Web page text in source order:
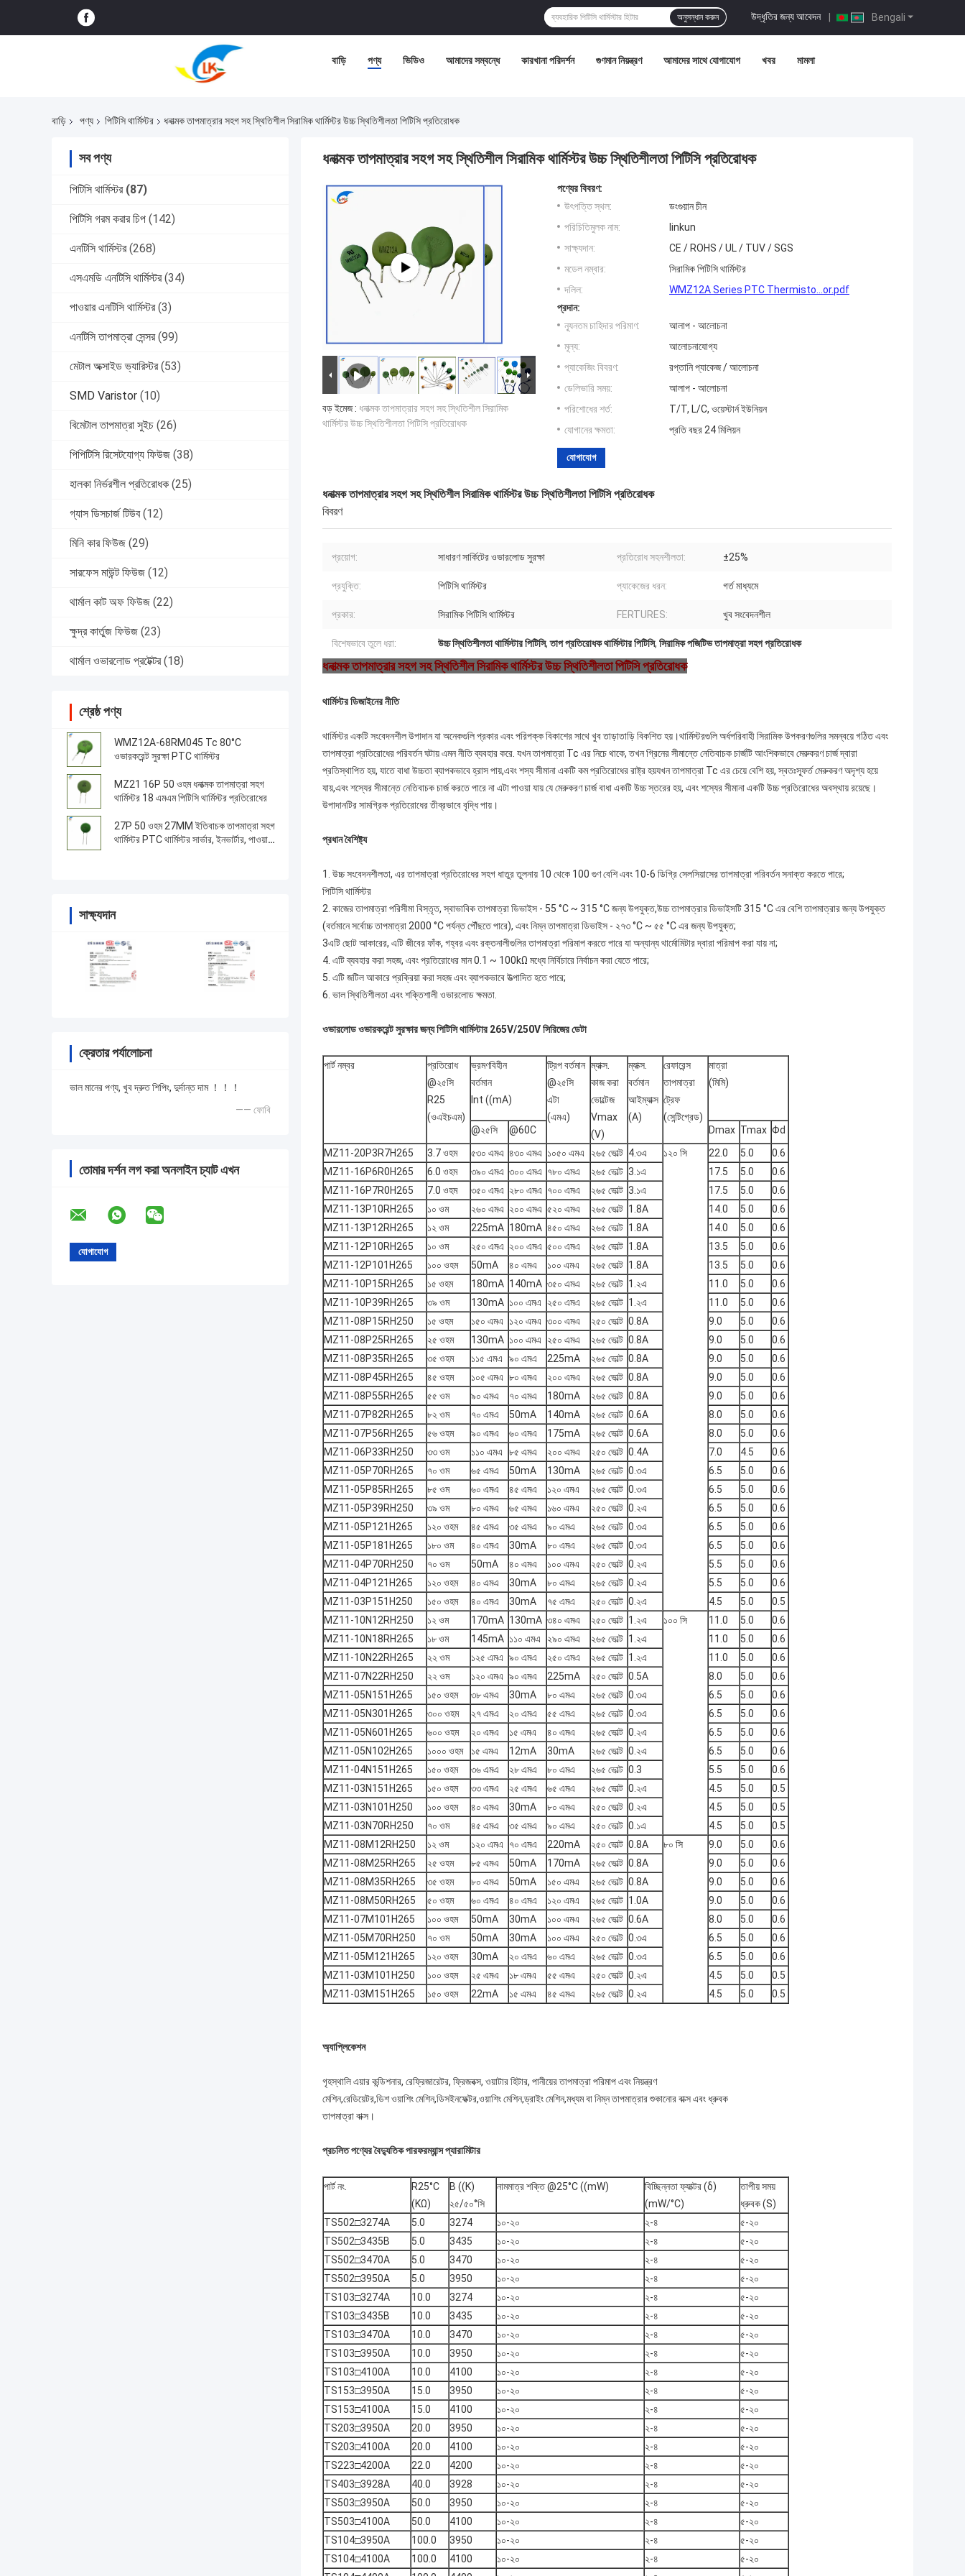
Bengali
উদ্ধৃতির জন্য আবেদন |
অনুসন্ধান করুন
বাড়ি পণ্য ভিডিও আমাদের সম্বন্ধে কারখানা পরিদর্শন গুণমান নিয়ন্ত্রণ আমাদের সাথে যোগাযোগ খবর মামলা
বাড়ি পণ্য পিটিসি থার্মিস্টর ধনাত্মক তাপমাত্রার সহগ সহ স্থিতিশীল সিরামিক থার্মিস্টর উচ্চ স্থিতিশীলতা পিটিসি প্রতিরোধক
সব পণ্য
পিটিসি থার্মিস্টর (87)
পিটিসি গরম করার চিপ (142)
এনটিসি থার্মিস্টর (268)
এসএমডি এনটিসি থার্মিস্টর (34)
পাওয়ার এনটিসি থার্মিস্টর (3)
এনটিসি তাপমাত্রা সেন্সর (99)
মেটাল অক্সাইড ভ্যারিস্টর (53)
SMD Varistor (10)
বিমেটাল তাপমাত্রা সুইচ (26)
পিপিটিসি রিসেটযোগ্য ফিউজ (38)
হালকা নির্ভরশীল প্রতিরোধক (25)
গ্যাস ডিসচার্জ টিউব (12)
মিনি কার ফিউজ (29)
সারফেস মাউন্ট ফিউজ (12)
থার্মাল কাট অফ ফিউজ (22)
ক্ষুদ্র কার্তুজ ফিউজ (23)
থার্মাল ওভারলোড প্রটেক্টর (18)
শ্রেষ্ঠ পণ্য
WMZ12A-68RM045 Tc 80°C
ওভারকরেন্ট সুরক্ষা PTC থার্মিস্টর
MZ21 16P 50 ওহম ধনাত্মক তাপমাত্রা সহগ
থার্মিস্টর 18 এমএম পিটিসি থার্মিস্টর প্রতিরোধের
27P 50 ওহম 27MM ইতিবাচক তাপমাত্রা সহগ
থার্মিস্টর PTC থার্মিস্টর সার্ভার, ইনভার্টার, পাওয়ার
সাক্ষ্যদান
ক্রেতার পর্যালোচনা
ভাল মানের পণ্য, খুব দ্রুত শিপিং, দুর্দান্ত দাম ！！！
—— ফোবি
তোমার দর্শন লগ করা অনলাইন চ্যাট এখন
ধনাত্মক তাপমাত্রার সহগ সহ স্থিতিশীল সিরামিক থার্মিস্টর উচ্চ স্থিতিশীলতা পিটিসি প্রতিরোধক
বড় ইমেজ : ধনাত্মক তাপমাত্রার সহগ সহ স্থিতিশীল সিরামিক
থার্মিস্টর উচ্চ স্থিতিশীলতা পিটিসি প্রতিরোধক
পণ্যের বিবরণ:
উৎপত্তি স্থল:
ডংগুয়ান চীন
পরিচিতিমুলক নাম:
linkun
সাক্ষ্যদান:
CE / ROHS / UL / TUV / SGS
মডেল নম্বার:
সিরামিক পিটিসি থার্মিস্টর
দলিল:
WMZ12A Series PTC Thermisto...or.pdf
প্রদান:
ন্যূনতম চাহিদার পরিমাণ:
আলাপ - আলোচনা
মূল্য:
আলোচনাযোগ্য
প্যাকেজিং বিবরণ:
রপ্তানি প্যাকেজ / আলোচনা
ডেলিভারি সময়:
আলাপ - আলোচনা
পরিশোধের শর্ত:
T/T, L/C, ওয়েস্টার্ন ইউনিয়ন
যোগানের ক্ষমতা:
প্রতি বছর 24 মিলিয়ন
যোগাযোগ
ধনাত্মক তাপমাত্রার সহগ সহ স্থিতিশীল সিরামিক থার্মিস্টর উচ্চ স্থিতিশীলতা পিটিসি প্রতিরোধক
বিবরণ
প্রয়োগ: সাধারণ সার্কিটের ওভারলোড সুরক্ষা প্রতিরোধ সহনশীলতা: ±25%
প্রযুক্তি: পিটিসি থার্মিস্টর প্যাকেজের ধরন: গর্ত মাধ্যমে
প্রকার: সিরামিক পিটিসি থার্মিস্টর FERTURES: খুব সংবেদনশীল
বিশেষভাবে তুলে ধরা: উচ্চ স্থিতিশীলতা থার্মিস্টার পিটিসি,তাপ প্রতিরোধক থার্মিস্টার পিটিসি, সিরামিক পজিটিভ তাপমাত্রা সহগ প্রতিরোধক
ধনাত্মক তাপমাত্রার সহগ সহ স্থিতিশীল সিরামিক থার্মিস্টর উচ্চ স্থিতিশীলতা পিটিসি প্রতিরোধক
থার্মিস্টর ডিজাইনের নীতি
থার্মিস্টর একটি সংবেদনশীল উপাদান যা অনেকগুলি প্রকার এবং পরিপক্ক বিকাশের সাথে খুব তাড়াতাড়ি বিকশিত হয়।থার্মিস্টরগুলি অর্ধপরিবাহী সিরামিক উপকরণগুলির সমন্বয়ে গঠিত এবং
তাপমাত্রা প্রতিরোধের পরিবর্তন ঘটায় এমন নীতি ব্যবহার করে. যখন তাপমাত্রা Tc এর নিচে থাকে, তখন গ্রিনের সীমান্তে নেতিবাচক চার্জটি আংশিকভাবে মেরুকরণ চার্জ দ্বারা
প্রতিস্থাপিত হয়, যাতে বাধা উচ্চতা ব্যাপকভাবে হ্রাস পায়,এবং শস্য সীমানা একটি কম প্রতিরোধের রাষ্ট্র হয়যখন তাপমাত্রা Tc এর চেয়ে বেশি হয়, স্বতঃস্ফূর্ত মেরুকরণ অদৃশ্য হয়ে
যায়,এবং শস্যের সীমান্তে নেতিবাচক চার্জ করতে পারে না এটা পাওয়া যায় যে মেরুকরণ চার্জ বাধা একটি উচ্চ স্তরের হয়, এবং শস্যের সীমানা একটি উচ্চ প্রতিরোধের অবস্থায় রয়েছে।
উপাদানটির সামগ্রিক প্রতিরোধের তীব্রভাবে বৃদ্ধি পায়।
প্রধান বৈশিষ্ট্য
1. উচ্চ সংবেদনশীলতা, এর তাপমাত্রা প্রতিরোধের সহগ ধাতুর তুলনায় 10 থেকে 100 গুণ বেশি এবং 10-6 ডিগ্রি সেলসিয়াসের তাপমাত্রা পরিবর্তন সনাক্ত করতে পারে;
পিটিসি থার্মিস্টর
2. কাজের তাপমাত্রা পরিসীমা বিস্তৃত, স্বাভাবিক তাপমাত্রা ডিভাইস - 55 °C ~ 315 °C জন্য উপযুক্ত,উচ্চ তাপমাত্রার ডিভাইসটি 315 °C এর বেশি তাপমাত্রার জন্য উপযুক্ত
(বর্তমানে সর্বোচ্চ তাপমাত্রা 2000 °C পর্যন্ত পৌঁছতে পারে), এবং নিম্ন তাপমাত্রা ডিভাইস - ২৭৩ °C ~ ৫৫ °C এর জন্য উপযুক্ত;
3এটি ছোট আকারের, এটি জীবের ফাঁক, গহ্বর এবং রক্তনালীগুলির তাপমাত্রা পরিমাপ করতে পারে যা অন্যান্য থার্মোমিটার দ্বারা পরিমাপ করা যায় না;
4. এটি ব্যবহার করা সহজ, এবং প্রতিরোধের মান 0.1 ~ 100kΩ মধ্যে নির্বিচারে নির্বাচন করা যেতে পারে;
5. এটি জটিল আকারে প্রক্রিয়া করা সহজ এবং ব্যাপকভাবে উত্পাদিত হতে পারে;
6. ভাল স্থিতিশীলতা এবং শক্তিশালী ওভারলোড ক্ষমতা.
ওভারলোড ওভারকরেন্ট সুরক্ষার জন্য পিটিসি থার্মিস্টার 265V/250V সিরিজের ডেটা
পার্ট নম্বর
প্রতিরোধ
@২৫সি
R25
(ওএইচএম)
ভ্রমণবিহীন
বর্তমান
Int ((mA)
ট্রিপ বর্তমান
@২৫সি
এটা
(এমএ)
ম্যাক্স.
কাজ করা
ভোল্টেজ
Vmax
(V)
ম্যাক্স.
বর্তমান
আইম্যাক্স
(A)
রেফারেন্স
তাপমাত্রা
ট্রেফ
(সেন্টিগ্রেড)
মাত্রা
(মিমি)
@২৫সি @60C Dmax Tmax Φd
MZ11-20P3R7H265
3.7 ওহম ৫৩০ এমএ ৪৩০ এমএ ১০৫০ এমএ ২৬৫ ভোল্ট 4.৩এ ১২০ সি 22.0 5.0
0.6
MZ11-16P6R0H265
6.0 ওহম ৩৯০ এমএ ৩০০ এমএ ৭৮০ এমএ ২৬৫ ভোল্ট 3.১এ 17.5 5.0
0.6
MZ11-16P7R0H265
7.0 ওহম ৩৫০ এমএ ২৮০ এমএ ৭০০ এমএ ২৬৫ ভোল্ট 3.১এ 17.5 5.0
0.6
MZ11-13P10RH265
১০ ওম ২৬০ এমএ ২০০ এমএ ৫২০ এমএ ২৬৫ ভোল্ট 1.8A 14.0 5.0
0.6
MZ11-13P12RH265
১২ ওম 225mA 180mA ৪৫০ এমএ ২৬৫ ভোল্ট 1.8A 14.0 5.0
0.6
MZ11-12P10RH265
১০ ওম ২৫০ এমএ ২০০ এমএ ৫০০ এমএ ২৬৫ ভোল্ট 1.8A 13.5 5.0
0.6
MZ11-12P101H265
১০০ ওহম 50mA ৪০ এমএ ১০০ এমএ ২৬৫ ভোল্ট 1.8A 13.5 5.0
0.6
MZ11-10P15RH265
১৫ ওহম 180mA 140mA ৩৫০ এমএ ২৬৫ ভোল্ট 1.২এ 11.0 5.0
0.6
MZ11-10P39RH265
৩৯ ওম 130mA ১০০ এমএ ২৫০ এমএ ২৬৫ ভোল্ট 1.২এ 11.0 5.0
0.6
MZ11-08P15RH250
১৫ ওহম ১৫০ এমএ ১২০ এমএ ৩০০ এমএ ২৫০ ভোল্ট 0.8A 9.0 5.0
0.6
MZ11-08P25RH265
২৫ ওহম 130mA ১০০ এমএ ২৫০ এমএ ২৬৫ ভোল্ট 0.8A 9.0 5.0
0.6
MZ11-08P35RH265
৩৫ ওহম ১১৫ এমএ ৯০ এমএ 225mA ২৬৫ ভোল্ট 0.8A 9.0 5.0
0.6
MZ11-08P45RH265
৪৫ ওহম ১০৫ এমএ ৮০ এমএ ২০০ এমএ ২৬৫ ভোল্ট 0.8A 9.0 5.0
0.6
MZ11-08P55RH265
৫৫ ওম ৯০ এমএ ৭০ এমএ 180mA ২৬৫ ভোল্ট 0.8A 9.0 5.0
0.6
MZ11-07P82RH265
৮২ ওম ৭০ এমএ 50mA 140mA ২৬৫ ভোল্ট 0.6A 8.0 5.0
0.6
MZ11-07P56RH265
৫৬ ওহম ৯০ এমএ ৬০ এমএ 175mA ২৬৫ ভোল্ট 0.6A 8.0 5.0
0.6
MZ11-06P33RH250
৩৩ ওম ১১০ এমএ ৮৫ এমএ ২০০ এমএ ২৫০ ভোল্ট 0.4A 7.0 4.5
0.6
MZ11-05P70RH265
৭০ ওম ৬৫ এমএ 50mA 130mA ২৬৫ ভোল্ট 0.৩এ 6.5 5.0
0.6
MZ11-05P85RH265
৮৫ ওম ৬০ এমএ ৪৫ এমএ ১২০ এমএ ২৬৫ ভোল্ট 0.৩এ 6.5 5.0
0.6
MZ11-05P39RH250
৩৯ ওম ৮০ এমএ ৬৫ এমএ ১৬০ এমএ ২৫০ ভোল্ট 0.২এ 6.5 5.0
0.6
MZ11-05P121H265
১২০ ওহম ৪৫ এমএ ৩৫ এমএ ৯০ এমএ ২৬৫ ভোল্ট 0.৩এ 6.5 5.0
0.6
MZ11-05P181H265
১৮০ ওম ৪০ এমএ 30mA ৮০ এমএ ২৬৫ ভোল্ট 0.৩এ 6.5 5.0
0.6
MZ11-04P70RH250
৭০ ওম 50mA ৪০ এমএ ১০০ এমএ ২৫০ ভোল্ট 0.২এ 5.5 5.0
0.6
MZ11-04P121H265
১২০ ওহম ৪০ এমএ 30mA ৮০ এমএ ২৬৫ ভোল্ট 0.২এ 5.5 5.0
0.6
MZ11-03P151H250
১৫০ ওহম ৪০ এমএ 30mA ৭৫ এমএ ২৫০ ভোল্ট 0.২এ 4.5 5.0
0.5
MZ11-10N12RH250
১২ ওম 170mA 130mA ৩৪০ এমএ ২৫০ ভোল্ট 1.২এ ১০০ সি 11.0 5.0
0.6
MZ11-10N18RH265
১৮ ওম 145mA ১১০ এমএ ২৯০ এমএ ২৬৫ ভোল্ট 1.২এ 11.0 5.0
0.6
MZ11-10N22RH265
২২ ওম ১২৫ এমএ ৯০ এমএ ২৫০ এমএ ২৬৫ ভোল্ট 1.২এ 11.0 5.0
0.6
MZ11-07N22RH250
২২ ওম ১২০ এমএ ৯০ এমএ 225mA ২৫০ ভোল্ট 0.5A 8.0 5.0
0.6
MZ11-05N151H265
১৫০ ওহম ৩৮ এমএ 30mA ৮০ এমএ ২৬৫ ভোল্ট 0.৩এ 6.5 5.0
0.6
MZ11-05N301H265
৩০০ ওহম ২৭ এমএ ২০ এমএ ৫৫ এমএ ২৬৫ ভোল্ট 0.৩এ 6.5 5.0
0.6
MZ11-05N601H265
৬০০ ওহম ২০ এমএ ১৫ এমএ ৪০ এমএ ২৬৫ ভোল্ট 0.২এ 6.5 5.0
0.6
MZ11-05N102H265
১০০০ ওহম ১৫ এমএ 12mA 30mA ২৬৫ ভোল্ট 0.২এ 6.5 5.0
0.6
MZ11-04N151H265
১৫০ ওহম ৩৬ এমএ ২৮ এমএ ৮০ এমএ ২৬৫ ভোল্ট 0.3 5.5 5.0
0.6
MZ11-03N151H265
১৫০ ওহম ৩৩ এমএ ২৫ এমএ ৬৫ এমএ ২৬৫ ভোল্ট 0.২এ 4.5 5.0
0.5
MZ11-03N101H250
১০০ ওহম ৪০ এমএ 30mA ৮০ এমএ ২৫০ ভোল্ট 0.২এ 4.5 5.0
0.5
MZ11-03N70RH250
৭০ ওম ৪৫ এমএ ৩৫ এমএ ৯০ এমএ ২৫০ ভোল্ট 0.১এ 4.5 5.0
0.5
MZ11-08M12RH250
১২ ওম ১২০ এমএ ৭০ এমএ 220mA ২৫০ ভোল্ট 0.8A ৮০ সি 9.0 5.0
0.6
MZ11-08M25RH265
২৫ ওহম ৮৫ এমএ 50mA 170mA ২৬৫ ভোল্ট 0.8A 9.0 5.0
0.6
MZ11-08M35RH265
৩৫ ওহম ৮০ এমএ 50mA ১৫০ এমএ ২৬৫ ভোল্ট 0.8A 9.0 5.0
0.6
MZ11-08M50RH265
৫০ ওহম ৬০ এমএ ৪০ এমএ ১২০ এমএ ২৬৫ ভোল্ট 1.0A 9.0 5.0
0.6
MZ11-07M101H265
১০০ ওহম 50mA 30mA ১০০ এমএ ২৬৫ ভোল্ট 0.6A 8.0 5.0
0.6
MZ11-05M70RH250
৭০ ওম 50mA 30mA ১০০ এমএ ২৫০ ভোল্ট 0.৩এ 6.5 5.0
0.6
MZ11-05M121H265
১২০ ওহম 30mA ২০ এমএ ৬০ এমএ ২৬৫ ভোল্ট 0.৩এ 6.5 5.0
0.6
MZ11-03M101H250
১০০ ওহম ২৫ এমএ ১৮ এমএ ৫৫ এমএ ২৫০ ভোল্ট 0.২এ 4.5 5.0
0.5
MZ11-03M151H265
১৫০ ওহম 22mA ১৫ এমএ ৪৫ এমএ ২৬৫ ভোল্ট 0.২এ 4.5 5.0 0.5
অ্যাপ্লিকেশন
গৃহস্থালি এয়ার কন্ডিশনার, রেফ্রিজারেটর, ফ্রিজবক্স, ওয়াটার হিটার, পানীয়ের তাপমাত্রা পরিমাপ এবং নিয়ন্ত্রণ
মেশিন,রেডিয়েটর,ডিশ ওয়াশিং মেশিন,ডিসইনফেক্টর,ওয়াশিং মেশিন,ড্রাইং মেশিন,মধ্যম বা নিম্ন তাপমাত্রার শুকানোর বাক্স এবং ধ্রুবক
তাপমাত্রা বাক্স।
প্রচলিত পণ্যের বৈদ্যুতিক পারফরম্যান্স প্যারামিটার
পার্ট নং.
R25°C
(KΩ)
B ((K)
২৫/৫০°সি
নামমাত্র শক্তি @25°C ((mW)
বিচ্ছিন্নতা ফ্যাক্টর (δ)
(mW/°C)
তাপীয় সময়
ধ্রুবক (S)
TS502□3274A
5.0 3274 ১০-২০ ২-৪
৫-২০
TS502□3435B
5.0 3435 ১০-২০ ২-৪
৫-২০
TS502□3470A
5.0 3470 ১০-২০ ২-৪
৫-২০
TS502□3950A
5.0 3950 ১০-২০ ২-৪
৫-২০
TS103□3274A
10.0 3274 ১০-২০ ২-৪
৫-২০
TS103□3435B
10.0 3435 ১০-২০ ২-৪
৫-২০
TS103□3470A
10.0 3470 ১০-২০ ২-৪
৫-২০
TS103□3950A
10.0 3950 ১০-২০ ২-৪
৫-২০
TS103□4100A
10.0 4100 ১০-২০ ২-৪
৫-২০
TS153□3950A
15.0 3950 ১০-২০ ২-৪
৫-২০
TS153□4100A
15.0 4100 ১০-২০ ২-৪
৫-২০
TS203□3950A
20.0 3950 ১০-২০ ২-৪
৫-২০
TS203□4100A
20.0 4100 ১০-২০ ২-৪
৫-২০
TS223□4200A
22.0 4200 ১০-২০ ২-৪
৫-২০
TS403□3928A
40.0 3928 ১০-২০ ২-৪
৫-২০
TS503□3950A
50.0 3950 ১০-২০ ২-৪
৫-২০
TS503□4100A
50.0 4100 ১০-২০ ২-৪
৫-২০
TS104□3950A
100.0 3950 ১০-২০ ২-৪
৫-২০
TS104□4100A
100.0 4100 ১০-২০ ২-৪
৫-২০